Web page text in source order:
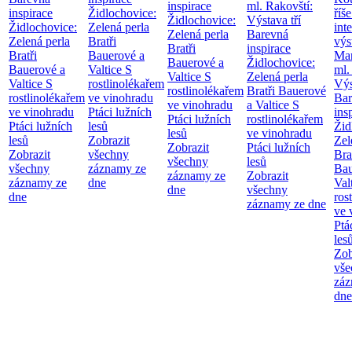
inspirace
Židlochovice:
Zelená perla
Bratři
Bauerové a
Valtice S
rostlinolékařem
ve vinohradu
Ptáci lužních
lesů
Zobrazit
všechny
záznamy ze
dne
Židlochovice:
Zelená perla
Bratři
Bauerové a
Valtice S
rostlinolékařem
ve vinohradu
Ptáci lužních
lesů
Zobrazit
všechny
záznamy ze
dne
inspirace
Židlochovice:
Zelená perla
Bratři
Bauerové a
Valtice S
rostlinolékařem
ve vinohradu
Ptáci lužních
lesů
Zobrazit
všechny
záznamy ze
dne
ml. Rakovští:
Výstava tří
Barevná
inspirace
Židlochovice:
Zelená perla
Bratři Bauerové
a Valtice S
rostlinolékařem
ve vinohradu
Ptáci lužních
lesů
Zobrazit
všechny
záznamy ze dne
ml.
ve
dne